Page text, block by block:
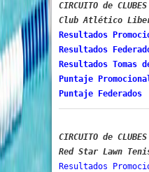
CIRCUITO de
Club Atlético
Resultados
Resultados
Resultados Tomas
Puntaje
Puntaje Federados
Red Star Lawn
Resultados